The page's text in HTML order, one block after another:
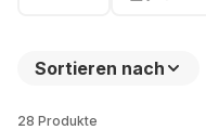
Sortieren nach
28 Produkte